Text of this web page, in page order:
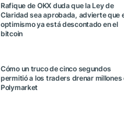
Rafique de OKX duda que la Ley de
Claridad sea aprobada, advierte que
optimismo ya está descontado en el
bitcoin
Cómo un truco de cinco segundos
permitió a los traders drenar millones
Polymarket